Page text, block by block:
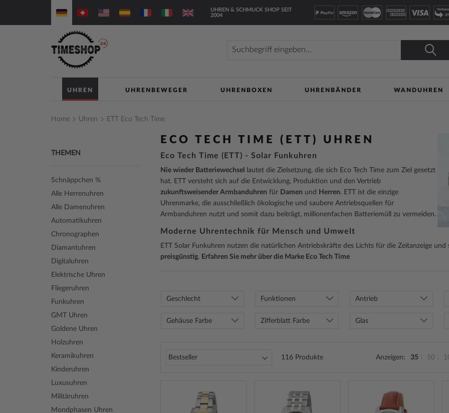
zum
UHREN & SCHMUCK SHOP SEIT
2004
Suche
UHREN UHRENBEWEGER UHRENBOXEN UHRENBÄNDER WANDUHREN
Home Uhren ETT Eco Tech Time
ECO TECH TIME (ETT) UHREN
Eco Tech Time (ETT) - Solar Funkuhren
Nie wieder Batteriewechsel
lautet die Zielsetzung, die sich Eco Tech Time zum Ziel gesetzt
hat. ETT versteht sich auf die Entwicklung, Produktion und den Vertrieb
zukunftsweisender Armbanduhren für Damen und Herren. ETT ist die einzige
Uhrenmarke, die ausschließlich ökologische und saubere Antriebsquellen für
Armbanduhren nutzt und somit dazu beiträgt, millionenfachen Batteriemüll zu vermeiden.
Moderne Uhrentechnik für Mensch und Umwelt
ETT Solar Funkuhren nutzen die natürlichen Antriebskräfte des Lichts für die Zeitanzeige
preisgünstig. Erfahren Sie mehr über die Marke Eco Tech Time
Geschlecht Funktionen Antrieb
Gehäuse Farbe Zifferblatt Farbe Glas
116Produkte Anzeigen 35 50
THEMEN
Alle Damenuhren
Alle Herrenuhren
Automatikuhren
Chronographen
Diamantuhren
Digitaluhren
Elektrische Uhren
Fliegeruhren
Funkuhren
GMT Uhren
Goldene Uhren
Holzuhren
Keramikuhren
Kinderuhren
Luxusuhren
Militäruhren
Mondphasen Uhren
Schnäppchen %